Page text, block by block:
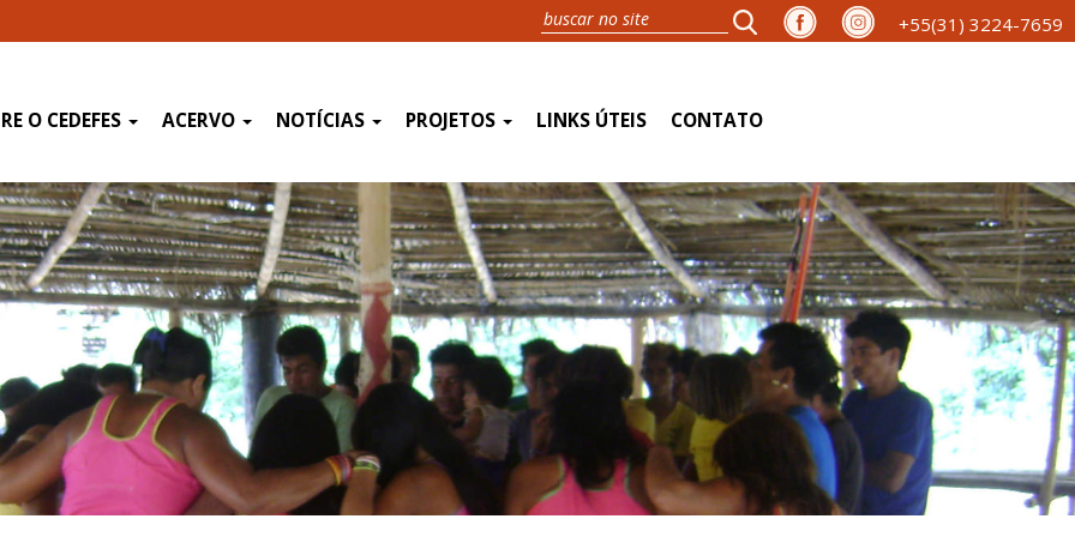
+55(31) 3224-7659
O CEDEFES ACERVO NOTÍCIAS PROJETOS LINKS ÚTEIS CONTATO